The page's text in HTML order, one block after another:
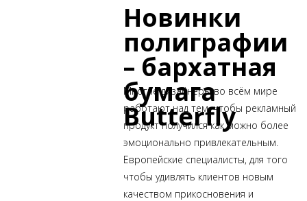
Новинки
полиграфии
– бархатная
бумага
Butterfly
Многиедизайнеры во всём мире
работают над тем, чтобы рекламный
продукт получился как можно более
эмоционально привлекательным.
Европейские специалисты, для того
чтобы удивлять клиентов новым
качеством прикосновения и